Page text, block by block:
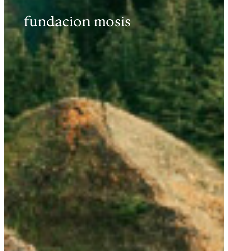
fundacion mosis